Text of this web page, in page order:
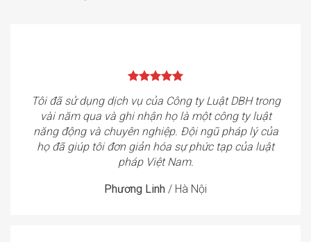
Tôi đã sử dụng dịch vụ của Công ty Luật DBH trong
vài năm qua và ghi nhận họ là một công ty luật
năng động và chuyên nghiệp. Đội ngũ pháp lý của
họ đã giúp tôi đơn giản hóa sự phức tạp của luật
pháp Việt Nam.
Phương Linh / Hà Nội